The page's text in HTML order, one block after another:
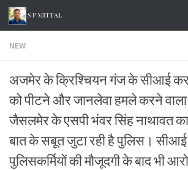
Skip to content
NEW
अजमेर के क्रिश्चियन गंज के सीआई
को पीटने और जानलेवा हमले करने वाला
जैसलमेर के एसपी भंवर सिंह नाथावत
बात के सबूत जुटा रही है पुलिस।
पुलिसकर्मियों की मौजूदगी के बाद भी